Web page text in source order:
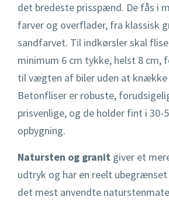
det bredeste prisspænd. De fås i
farver og overflader, fra klassisk
sandfarvet. Til indkørsler skal
minimum 6 cm tykke, helst 8 cm,
til vægten af biler uden at knække
Betonfliser er robuste,
prisvenlige, og de holder fint i 30-
opbygning.
Natursten og granit giver et
udtryk og har en reelt
det mest anvendte